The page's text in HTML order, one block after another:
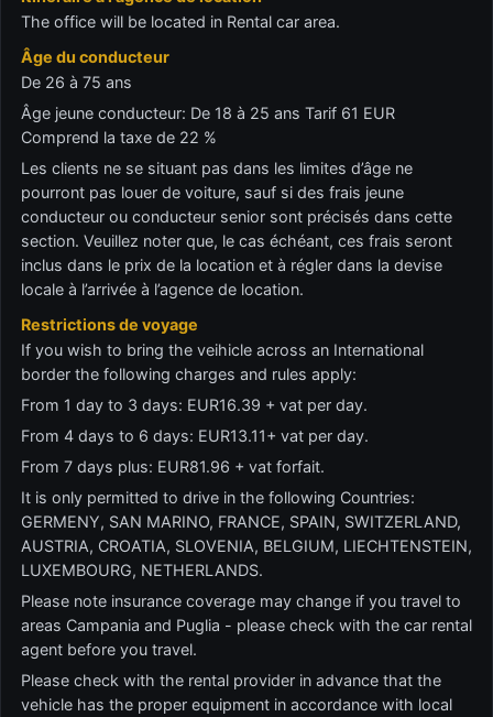
The office will be located in Rental car area.
Âge du conducteur
De 26 à 75 ans
Âge jeune conducteur: De 18 à 25 ans Tarif 61 EUR
Comprend la taxe de 22 %
Les clients ne se situant pas dans les limites d’âge ne
pourront pas louer de voiture, sauf si des frais jeune
conducteur ou conducteur senior sont précisés dans cette
section. Veuillez noter que, le cas échéant, ces frais seront
inclus dans le prix de la location et à régler dans la devise
locale à l’arrivée à l’agence de location.
Restrictions de voyage
If you wish to bring the veihicle across an International
border the following charges and rules apply:
From 1 day to 3 days: EUR16.39 + vat per day.
From 4 days to 6 days: EUR13.11+ vat per day.
From 7 days plus: EUR81.96 + vat forfait.
It is only permitted to drive in the following Countries:
GERMENY, SAN MARINO, FRANCE, SPAIN, SWITZERLAND,
AUSTRIA, CROATIA, SLOVENIA, BELGIUM, LIECHTENSTEIN,
LUXEMBOURG, NETHERLANDS.
Please note insurance coverage may change if you travel to
areas Campania and Puglia - please check with the car rental
agent before you travel.
Please check with the rental provider in advance that the
vehicle has the proper equipment in accordance with local